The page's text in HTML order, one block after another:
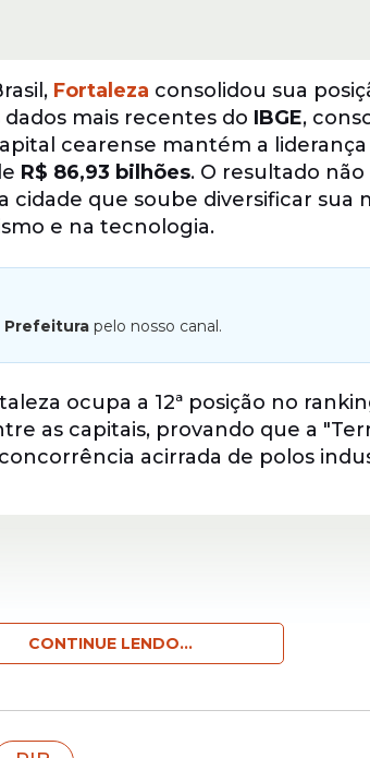
Fortaleza consolidou sua
mais recentes do IBGE,
cearense mantém a
R$ 86,93 bilhões. O resultado
que soube diversificar sua
e na tecnologia.
Prefeitura pelo nosso canal.
ocupa a 12ª posição no
as capitais, provando que a
acirrada de polos
CONTINUE LENDO...